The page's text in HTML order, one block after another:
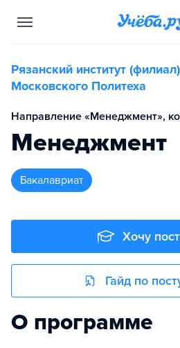
Рязанский институт (филиал)
Московского Политеха
Направление «Менеджмент»,
Менеджмент
бакалавриат
Хочу
Гайд по
О программе